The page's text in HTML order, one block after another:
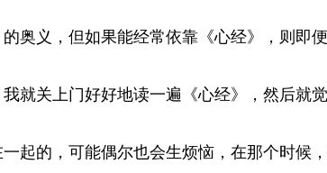
义，但如果能经常依靠《心经》，则即
关上门好好地读一遍《心经》，然后就觉
的，可能偶尔也会生烦恼，在那个时候